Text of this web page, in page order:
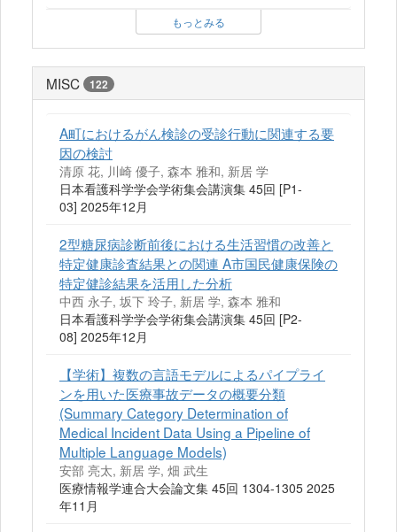
もっとみる
MISC 122
A町におけるがん検診の受診行動に関連する要
因の検討
清原 花, 川崎 優子, 森本 雅和, 新居 学
日本看護科学学会学術集会講演集 45回 [P1-
03] 2025年12月
2型糖尿病診断前後における生活習慣の改善と
特定健康診査結果との関連 A市国民健康保険の
特定健診結果を活用した分析
中西 永子, 坂下 玲子, 新居 学, 森本 雅和
日本看護科学学会学術集会講演集 45回 [P2-
08] 2025年12月
【学術】複数の言語モデルによるパイプライ
ンを用いた医療事故データの概要分類
(Summary Category Determination of
Medical Incident Data Using a Pipeline of
Multiple Language Models)
安部 亮太, 新居 学, 畑 武生
医療情報学連合大会論文集 45回 1304-1305 2025
年11月